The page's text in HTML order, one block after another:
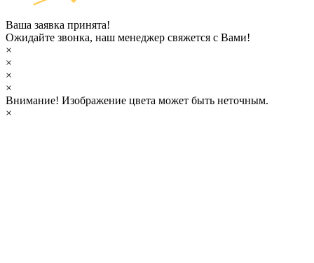
Ваша заявка принята!
Ожидайте звонка, наш менеджер свяжется с Вами!
×
×
×
×
Внимание! Изображение цвета может быть неточным.
×